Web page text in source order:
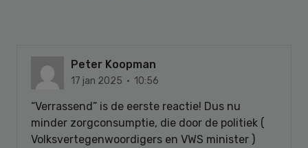
Peter Koopman
17 jan 2025 · 10:56
“Verrassend” is de eerste reactie! Dus nu
minder zorgconsumptie, die door de politiek (
Volksvertegenwoordigers en VWS minister )